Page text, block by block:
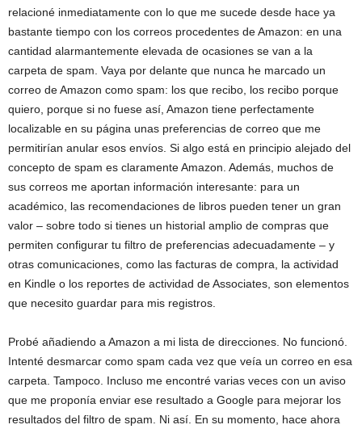
relacioné inmediatamente con lo que me sucede desde hace ya
bastante tiempo con los correos procedentes de Amazon: en una
cantidad alarmantemente elevada de ocasiones se van a la
carpeta de spam. Vaya por delante que nunca he marcado un
correo de Amazon como spam: los que recibo, los recibo porque
quiero, porque si no fuese así, Amazon tiene perfectamente
localizable en su página unas preferencias de correo que me
permitirían anular esos envíos. Si algo está en principio alejado del
concepto de spam es claramente Amazon. Además, muchos de
sus correos me aportan información interesante: para un
académico, las recomendaciones de libros pueden tener un gran
valor – sobre todo si tienes un historial amplio de compras que
permiten configurar tu filtro de preferencias adecuadamente – y
otras comunicaciones, como las facturas de compra, la actividad
en Kindle o los reportes de actividad de Associates, son elementos
que necesito guardar para mis registros.
Probé añadiendo a Amazon a mi lista de direcciones. No funcionó.
Intenté desmarcar como spam cada vez que veía un correo en esa
carpeta. Tampoco. Incluso me encontré varias veces con un aviso
que me proponía enviar ese resultado a Google para mejorar los
resultados del filtro de spam. Ni así. En su momento, hace ahora